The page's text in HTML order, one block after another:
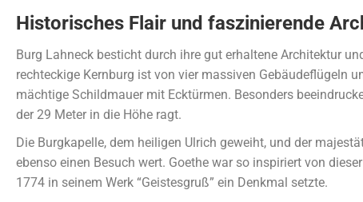
Historisches Flair und faszinierende
Burg Lahneck besticht durch ihre gut erhaltene Architektur
rechteckige Kernburg ist von vier massiven Gebäudeflügeln
mächtige Schildmauer mit Ecktürmen. Besonders
der 29 Meter in die Höhe ragt.
Die Burgkapelle, dem heiligen Ulrich geweiht, und der
ebenso einen Besuch wert. Goethe war so inspiriert von
1774 in seinem Werk “Geistesgruß” ein Denkmal setzte.